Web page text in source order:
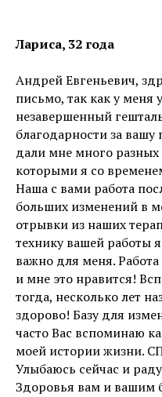
Лариса, 32 года
Андрей Евгеньевич,
письмо, так как у меня
незавершенный
благодарности за
дали мне много
которыми я со
Наша с вами работа
больших изменений в
отрывки из наших
технику вашей работы
важно для меня.
и мне это нравится!
тогда, несколько лет
здорово! Базу для
часто Вас вспоминаю
моей истории жизни.
Улыбаюсь сейчас и
Здоровья вам и вашим